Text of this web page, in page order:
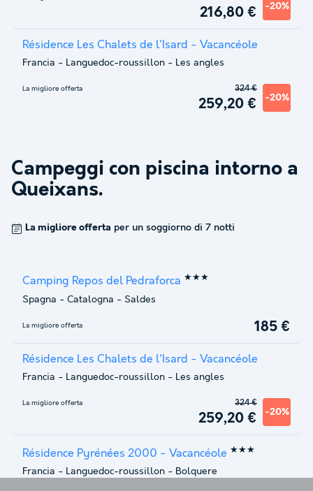
216,80 € -20%
Résidence Les Chalets de l'Isard - Vacancéole
Francia - Languedoc-roussillon - Les angles
La migliore offerta
259,20 € -20%
324 €
Campeggi con piscina intorno a
Queixans.
La migliore offerta per un soggiorno di 7 notti
Camping Repos del Pedraforca ★★★
Spagna - Catalogna - Saldes
La migliore offerta 185 €
Résidence Les Chalets de l'Isard - Vacancéole
Francia - Languedoc-roussillon - Les angles
La migliore offerta
259,20 € -20%
324 €
Résidence Pyrénées 2000 - Vacancéole ★★★
Francia - Languedoc-roussillon - Bolquere